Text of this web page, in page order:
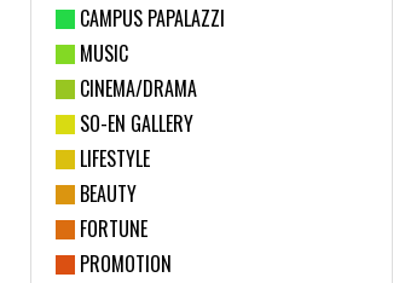
CAMPUS PAPALAZZI
MUSIC
CINEMA/DRAMA
SO-EN GALLERY
LIFESTYLE
BEAUTY
FORTUNE
PROMOTION